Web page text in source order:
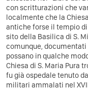
con scritturazioni che
localmente che la
antiche forse il tempio
sito della Basilica di S.
comunque,
possano in qualche
Chiesa di S. Maria Pura
fu già ospedale tenuto
militari ammalati nel